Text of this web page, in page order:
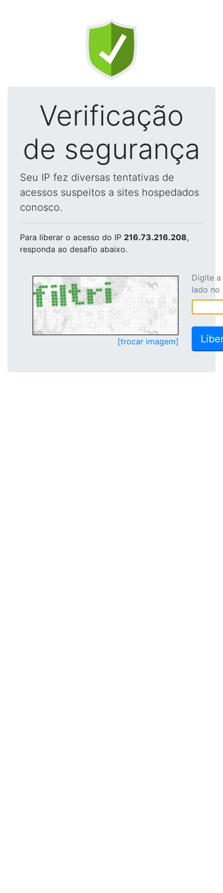
Verificação
de segurança
Seu IP fez diversas tentativas de
acessos suspeitos a sites hospedados
conosco.
Para liberar o acesso do IP 216.73.216.208,
responda ao desafio abaixo.
[trocar imagem]
Digite
lado no